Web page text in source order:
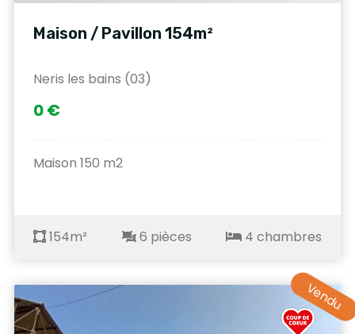
Maison / Pavillon 154m²
Neris les bains (03)
0 €
Maison 150 m2
154m² 6 pièces 4 chambres
Vendu